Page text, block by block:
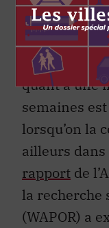
suggèrent
électoraux
La
quant à une
semaines
lorsqu’on la
ailleurs
rapport de
la recherche
(WAPOR) a